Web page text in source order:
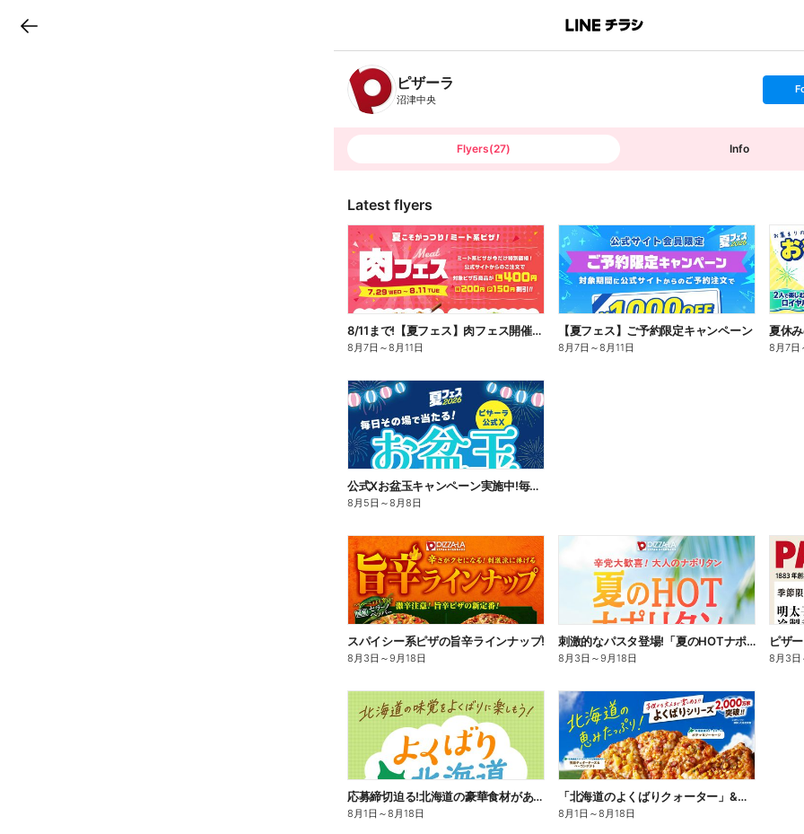
B
n
c
h
T
ピザーラ
沼津中央
s
t
o
Flyers(27) Info
Latest flyers
8/11まで!【夏フェス】肉フェス開催中!
8月7日 ～8月11日
【夏フェス】ご予約限定キャンペーン
8月7日 ～8月11日 8月7日
公式Xお盆玉キャンペーン実施中!毎日その場で2,500円分のネットクーポンがあたる!
8月5日 ～8月8日
スパイシー系ピザの旨辛ラインナップ!
8月3日 ～9月18日
刺激的なパスタ登場!「夏のHOTナポリタン」
8月3日 ～9月18日
ピザ
8月3日
応募締切迫る!北海道の豪華食材があたるプレゼントキャンペーン
8月1日 ～8月18日
「北海道のよくばりクォーター」&ピザーラ夏の定番!エビマヨのよくばりクォーター
8月1日 ～8月18日